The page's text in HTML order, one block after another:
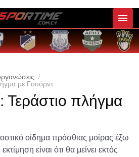
με Γουόρντ
Τεράστιο πλήγμα
οίδημα πρόσθιας μοίρας έξω
είναι ότι θα μείνει εκτός